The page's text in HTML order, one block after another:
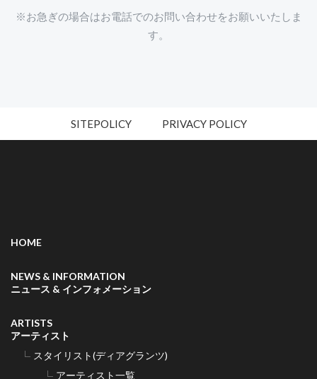
※お急ぎの場合はお電話でのお問い合わせをお願いいたしま
す。
SITEPOLICY PRIVACY POLICY
HOME
NEWS & INFORMATION
ニュース & インフォメーション
ARTISTS
アーティスト
スタイリスト(ディアグランツ)
アーティスト一覧